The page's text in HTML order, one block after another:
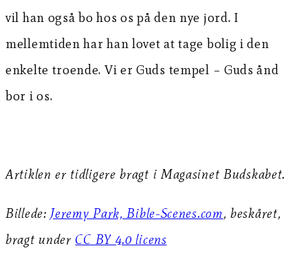
vil han også bo hos os på den nye jord. I
mellemtiden har han lovet at tage bolig i den
enkelte troende. Vi er Guds tempel – Guds ånd
bor i os.
Artiklen er tidligere bragt i Magasinet Budskabet.
Billede: Jeremy Park, Bible-Scenes.com, beskåret,
bragt under CC BY 4.0 licens